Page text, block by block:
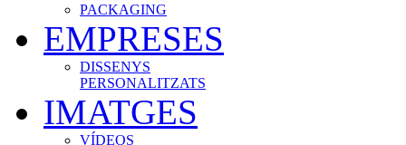
PACKAGING
EMPRESES
DISSENYS
PERSONALITZATS
IMATGES
VÍDEOS